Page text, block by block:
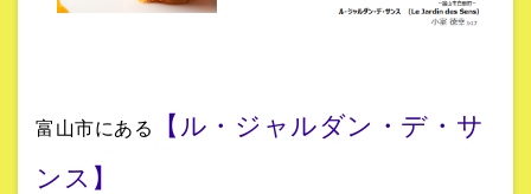
富山市にある
【ル・ジャルダン・デ・サ
ンス】